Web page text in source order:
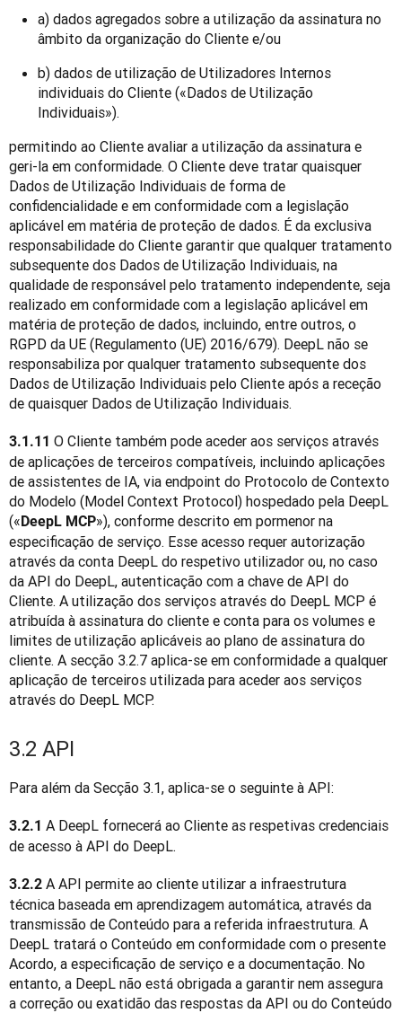
a) dados agregados sobre a utilização da assinatura no
âmbito da organização do Cliente e/ou
b) dados de utilização de Utilizadores Internos
individuais do Cliente («Dados de Utilização
Individuais»).
permitindo ao Cliente avaliar a utilização da assinatura e
geri-la em conformidade. O Cliente deve tratar quaisquer
Dados de Utilização Individuais de forma de
confidencialidade e em conformidade com a legislação
aplicável em matéria de proteção de dados. É da exclusiva
responsabilidade do Cliente garantir que qualquer tratamento
subsequente dos Dados de Utilização Individuais, na
qualidade de responsável pelo tratamento independente, seja
realizado em conformidade com a legislação aplicável em
matéria de proteção de dados, incluindo, entre outros, o
RGPD da UE (Regulamento (UE) 2016/679). DeepL não se
responsabiliza por qualquer tratamento subsequente dos
Dados de Utilização Individuais pelo Cliente após a receção
de quaisquer Dados de Utilização Individuais.
3.1.11 O Cliente também pode aceder aos serviços através
de aplicações de terceiros compatíveis, incluindo aplicações
de assistentes de IA, via endpoint do Protocolo de Contexto
do Modelo (Model Context Protocol) hospedado pela DeepL
(«DeepL MCP»), conforme descrito em pormenor na
especificação de serviço. Esse acesso requer autorização
através da conta DeepL do respetivo utilizador ou, no caso
da API do DeepL, autenticação com a chave de API do
Cliente. A utilização dos serviços através do DeepL MCP é
atribuída à assinatura do cliente e conta para os volumes e
limites de utilização aplicáveis ao plano de assinatura do
cliente. A secção 3.2.7 aplica-se em conformidade a qualquer
aplicação de terceiros utilizada para aceder aos serviços
através do DeepL MCP.
3.2 API
Para além da Secção 3.1, aplica-se o seguinte à API:
3.2.1 A DeepL fornecerá ao Cliente as respetivas credenciais
de acesso à API do DeepL.
3.2.2 A API permite ao cliente utilizar a infraestrutura
técnica baseada em aprendizagem automática, através da
transmissão de Conteúdo para a referida infraestrutura. A
DeepL tratará o Conteúdo em conformidade com o presente
Acordo, a especificação de serviço e a documentação. No
entanto, a DeepL não está obrigada a garantir nem assegura
a correção ou exatidão das respostas da API ou do Conteúdo